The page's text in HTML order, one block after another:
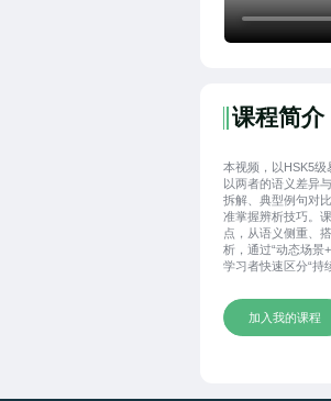
课程简介
本视频，以HSK5级
以两者的语义差异
拆解、典型例句对
准掌握辨析技巧。
点，从语义侧重、
析，通过“动态场景
学习者快速区分“持
中文表达筑牢基础。
加入我的课程